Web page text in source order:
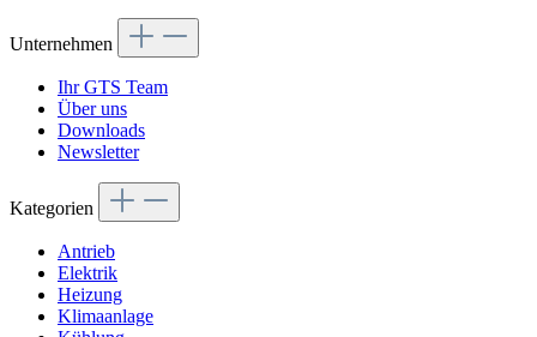
Unternehmen
Ihr GTS Team
Über uns
Downloads
Newsletter
Kategorien
Antrieb
Elektrik
Heizung
Klimaanlage